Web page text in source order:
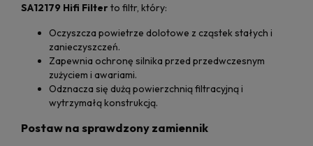
SA12179 Hifi Filterto filtr, który:
Oczyszcza powietrze dolotowe z cząstek stałych i
zanieczyszczeń.
Zapewnia ochronę silnika przed przedwczesnym
zużyciem i awariami.
Odznacza się dużą powierzchnią filtracyjną i
wytrzymałą konstrukcją.
Postaw na sprawdzony zamiennik